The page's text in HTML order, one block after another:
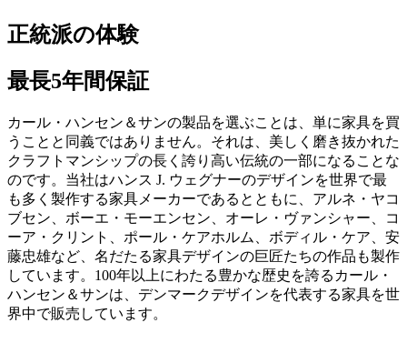
正統派の体験
最長5年間保証
カール・ハンセン＆サンの製品を選ぶことは、単に家具を買
うことと同義ではありません。それは、美しく磨き抜かれた
クラフトマンシップの長く誇り高い伝統の一部になることな
のです。当社はハンス J. ウェグナーのデザインを世界で最
も多く製作する家具メーカーであるとともに、アルネ・ヤコ
ブセン、ボーエ・モーエンセン、オーレ・ヴァンシャー、コ
ーア・クリント、ポール・ケアホルム、ボディル・ケア、安
藤忠雄など、名だたる家具デザインの巨匠たちの作品も製作
しています。100年以上にわたる豊かな歴史を誇るカール・
ハンセン＆サンは、デンマークデザインを代表する家具を世
界中で販売しています。